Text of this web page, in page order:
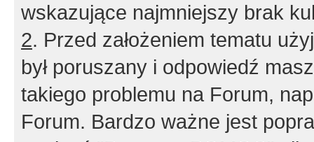
wskazujące najmniejszy brak
2. Przed założeniem tematu
był poruszany i odpowiedź
takiego problemu na Forum,
Forum. Bardzo ważne jest